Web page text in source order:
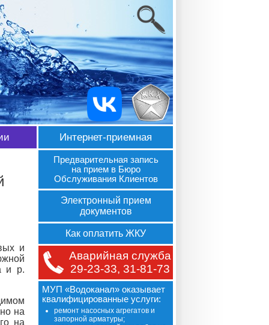
Интернет-приемная
Порядок обращений
Вопросы и ответы
Обратная связь
Поиск по сайту
Часто задаваемые вопросы
и
и р.
на
на
Предварительная запись
на прием в Бюро
Обслуживания Клиентов
Электронный прием
документов
Как оплатить ЖКУ
Аварийная служба
29-23-33, 31-81-73
МУП «Водоканал» оказывает
квалифицированные услуги:
ремонт насосных агрегатов и
запорной арматуры;